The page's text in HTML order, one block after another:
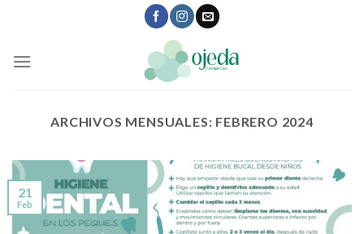
ARCHIVOS MENSUALES: FEBRERO 2024
21
Feb